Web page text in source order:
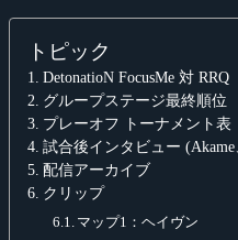
トピック
DetonatioN FocusMe 対 RRQ
グループステージ最終順位
プレーオフ トーナメント表
試合後インタビュー (Akame
配信アーカイブ
クリップ
マップ1：ヘイヴン